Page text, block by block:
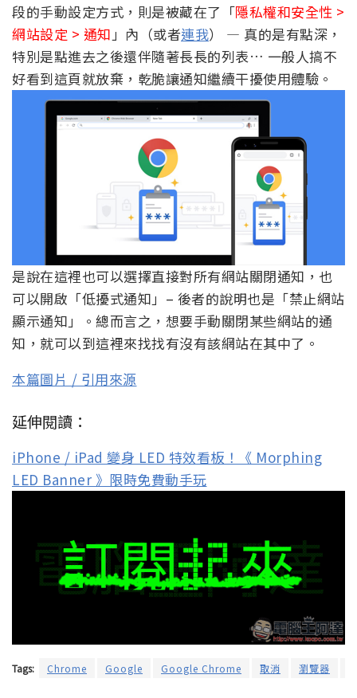
段的手動設定方式，則是被藏在了「隱私權和安全性 >
網站設定 > 通知 」內（或者連我） — 真的是有點深，
特別是點進去之後還伴隨著長長的列表… 一般人搞不
好看到這頁就放棄，乾脆讓通知繼續干擾使用體驗。
是說在這裡也可以選擇直接對所有網站關閉通知，也
可以開啟「低擾式通知」– 後者的說明也是「禁止網站
顯示通知」。總而言之，想要手動關閉某些網站的通
知，就可以到這裡來找找有沒有該網站在其中了。
本篇圖片 / 引用來源
延伸閱讀：
iPhone / iPad 變身 LED 特效看板！《 Morphing
LED Banner 》限時免費動手玩
Tags: Chrome Google Google Chrome 取消 瀏覽器